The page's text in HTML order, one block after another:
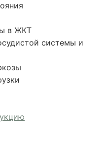
в ЖКТ
системы и